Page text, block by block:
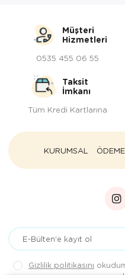
Müşteri
Hizmetleri
0535 455 06 55
Taksit
İmkanı
Tüm Kredi Kartlarına
KURUMSAL ÖDEME
Gizlilik politikasını